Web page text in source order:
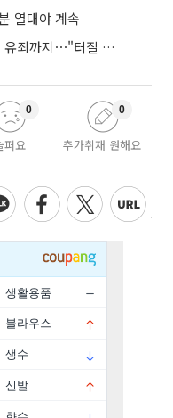
열대야 계속
국민의힘 '멱살 논란'에 오세훈 1심 유죄까지⋯"터질 게 터졌다"
퍼요
0
추가취재 원해요
0